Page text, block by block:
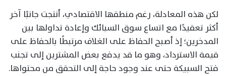
لكن هذه المعادلة، رغم منطقها الاقتصادي، أنتجت جانبًا آخر
أكثر تعقيدًا مع اتساع سوق السبائك وإعادة تداولها بين
المدخرين؛ إذ أصبح الحفاظ على الغلاف مرتبطًا بالحفاظ على
قيمة الاسترداد، وهو ما قد يدفع بعض المشترين إلى تجنب
فتح السبيكة حتى عند وجود حاجة إلى التحقق من محتواها.